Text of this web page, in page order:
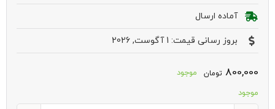
آماده ارسال
بروز رسانی قیمت: 1 آگوست, 2026
800,000 تومان
موجود
موجود